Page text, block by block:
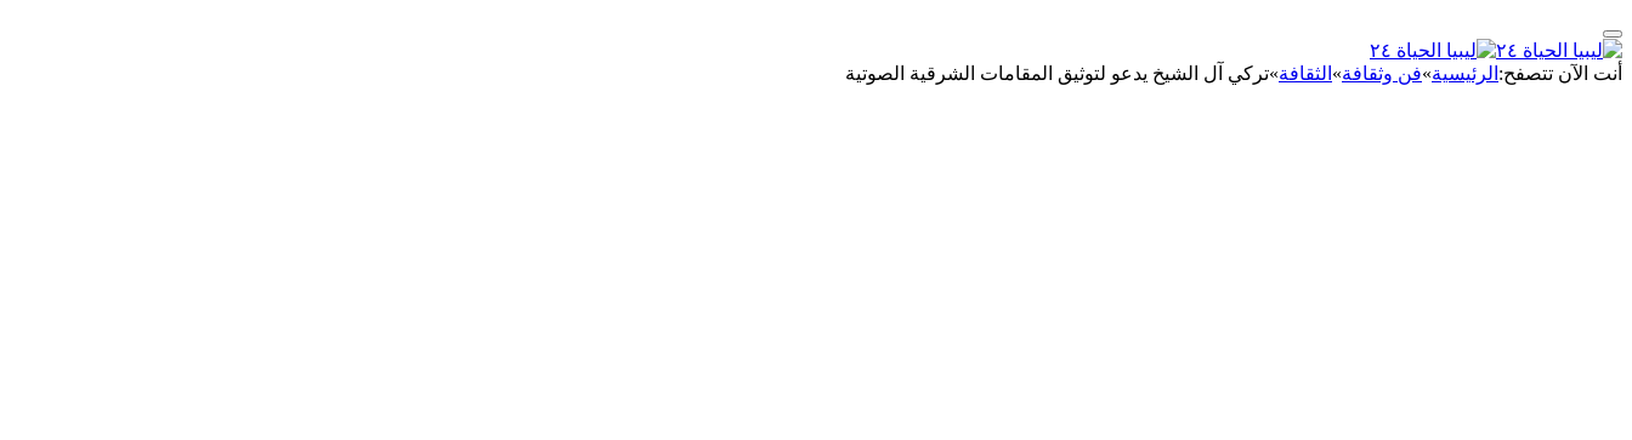
أنت الآن تتصفح: الرئيسية»فن وثقافة» الثقافة»تركي آل الشيخ يدعو لتوثيق المقامات الشرقية الصوتية